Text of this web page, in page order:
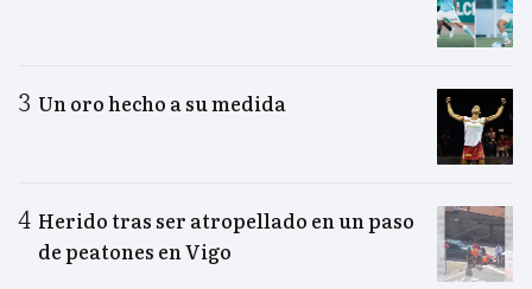
Un oro hecho a su medida
Herido tras ser atropellado en un paso
de peatones en Vigo